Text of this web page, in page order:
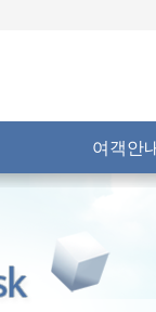
여객안